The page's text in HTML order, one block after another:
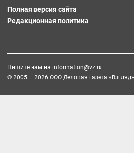
Полная версия сайта
Редакционная политика
Пишите нам на information@vz.ru
© 2005 — 2026 ООО Деловая газета «Взгляд»